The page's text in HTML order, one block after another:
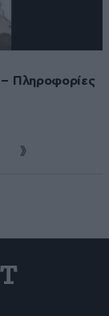
Πληροφορίες